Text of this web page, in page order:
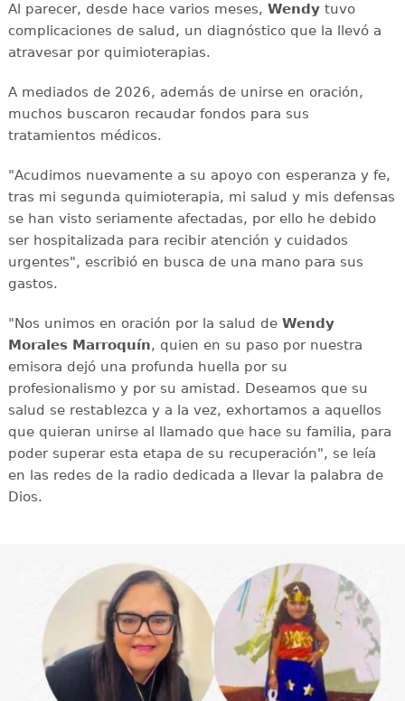
Al parecer, desde hace varios meses, Wendytuvo
complicaciones de salud, un diagnóstico que la llevó a
atravesar por quimioterapias.
A mediados de 2026, además de unirse en oración,
muchos buscaron recaudar fondos para sus
tratamientos médicos.
"Acudimos nuevamente a su apoyo con esperanza y fe,
tras mi segunda quimioterapia, mi salud y mis defensas
se han visto seriamente afectadas, por ello he debido
ser hospitalizada para recibir atención y cuidados
urgentes", escribió en busca de una mano para sus
gastos.
"Nos unimos en oración por la salud de Wendy
Morales Marroquín, quien en su paso por nuestra
emisora dejó una profunda huella por su
profesionalismo y por su amistad. Deseamos que su
salud se restablezca y a la vez, exhortamos a aquellos
que quieran unirse al llamado que hace su familia, para
poder superar esta etapa de su recuperación", se leía
en las redes de la radio dedicada a llevar la palabra de
Dios.